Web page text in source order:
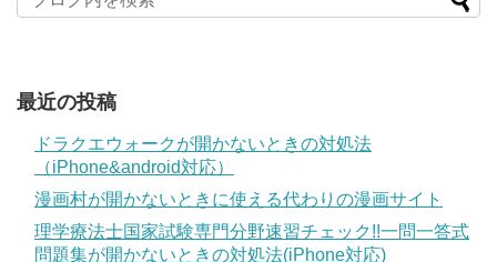
最近の投稿
ドラクエウォークが開かないときの対処法
（iPhone&android対応）
漫画村が開かないときに使える代わりの漫画サイト
理学療法士国家試験専門分野速習チェック!!一問一答式
問題集が開かないときの対処法(iPhone対応)